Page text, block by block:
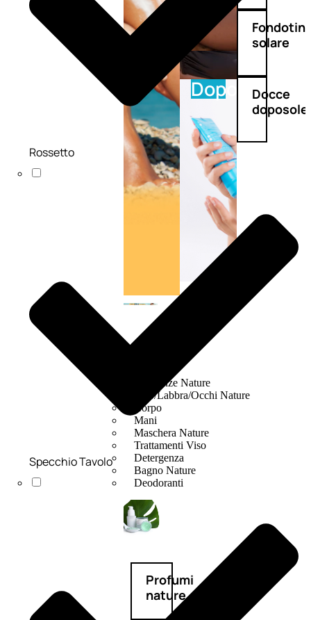
Doposole
solare
Docce
doposole
Fragranze Nature
Viso/Labbra/Occhi Nature
Corpo
Mani
Maschera Nature
Trattamenti Viso
Detergenza
Bagno Nature
Deodoranti
Profumi
nature
Rossetto
Specchio Tavolo